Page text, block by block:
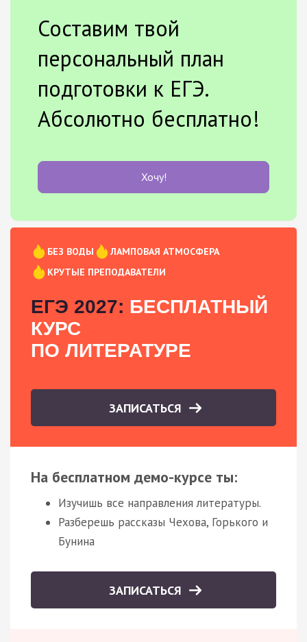
Составим твой
персональный план
подготовки к ЕГЭ.
Абсолютно бесплатно!
Хочу!
БЕЗ ВОДЫ
ЛАМПОВАЯ АТМОСФЕРА
КРУТЫЕ ПРЕПОДАВАТЕЛИ
ЕГЭ 2027: БЕСПЛАТНЫЙ
КУРС
ПО ЛИТЕРАТУРЕ
ЗАПИСАТЬСЯ
На бесплатном демо-курсе ты:
Изучишь все направления литературы.
Разберешь рассказы Чехова, Горького и
Бунина
ЗАПИСАТЬСЯ